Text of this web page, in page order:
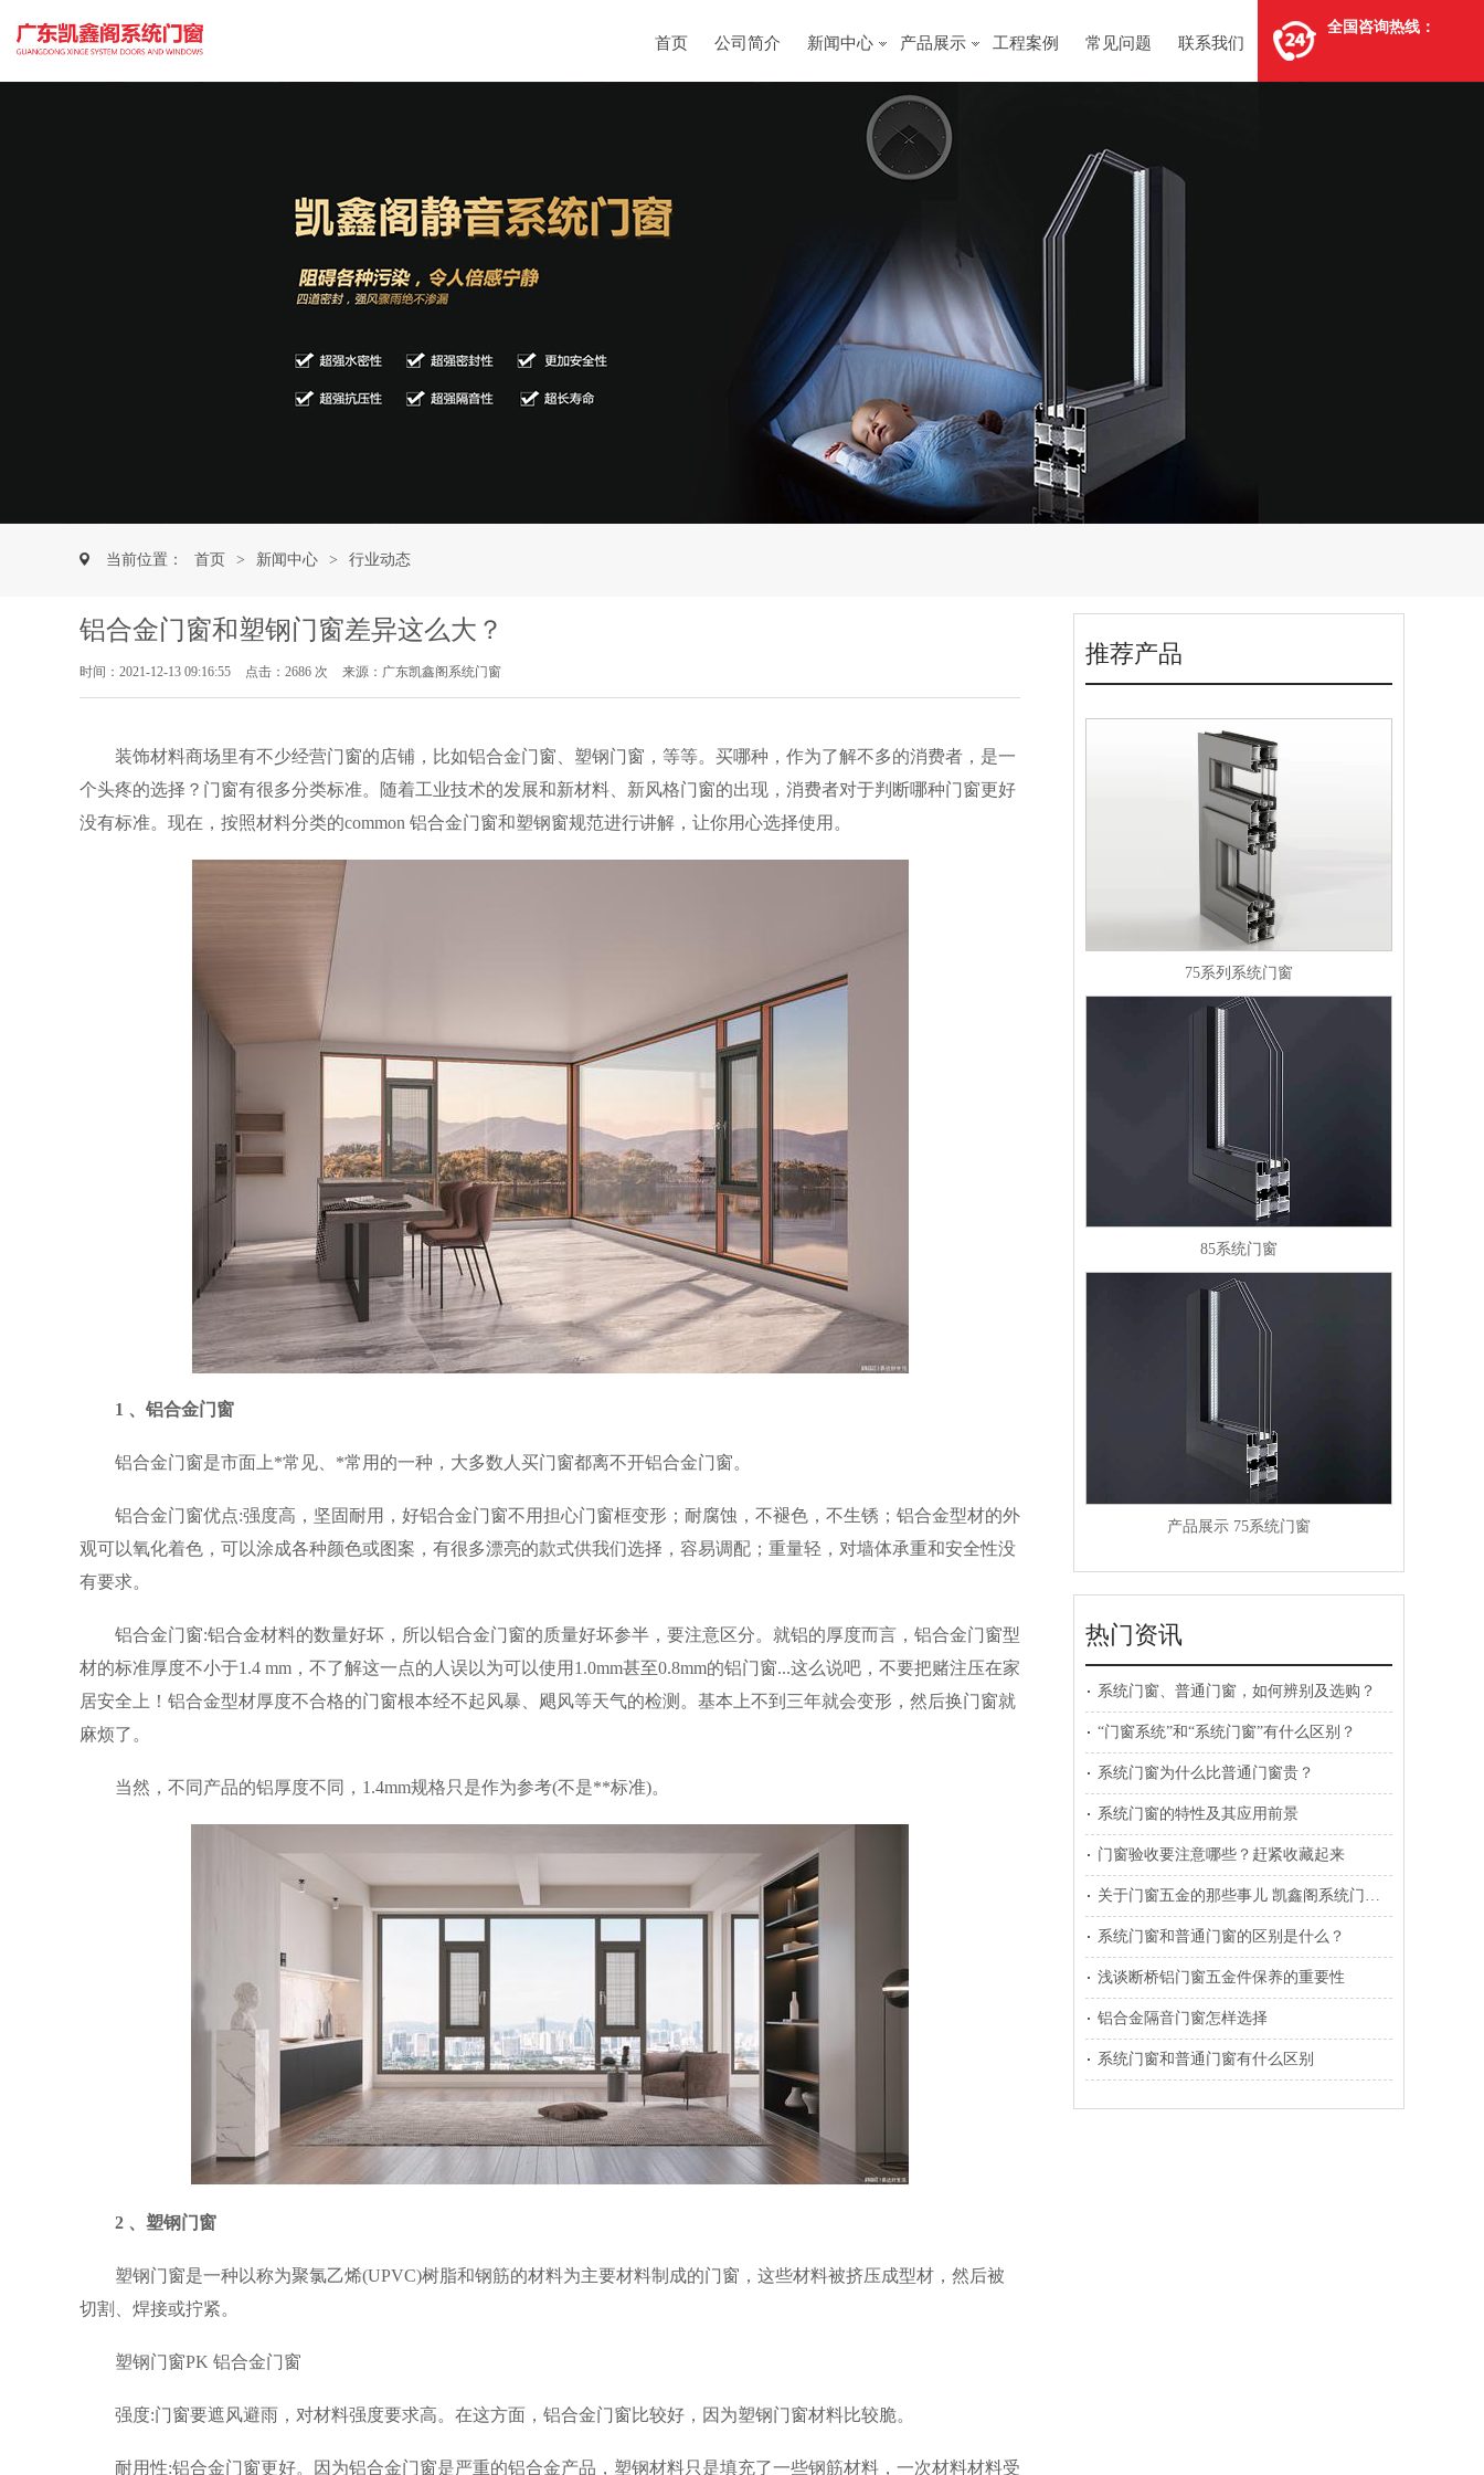
首页 公司简介 新闻中心 产品展示 工程案例 常见问题 联系我们
全国咨询热线：
当前位置： 首页 > 新闻中心 > 行业动态
铝合金门窗和塑钢门窗差异这么大？
时间：2021-12-13 09:16:55 点击：2686 次 来源：广东凯鑫阁系统门窗
装饰材料商场里有不少经营门窗的店铺，比如铝合金门窗、塑钢门窗，等等。买哪种，作为了解不多的消费者，是一
个头疼的选择？门窗有很多分类标准。随着工业技术的发展和新材料、新风格门窗的出现，消费者对于判断哪种门窗更好
没有标准。现在，按照材料分类的common 铝合金门窗和塑钢窗规范进行讲解，让你用心选择使用。
1 、铝合金门窗
铝合金门窗是市面上*常见、*常用的一种，大多数人买门窗都离不开铝合金门窗。
铝合金门窗优点:强度高，坚固耐用，好铝合金门窗不用担心门窗框变形；耐腐蚀，不褪色，不生锈；铝合金型材的外
观可以氧化着色，可以涂成各种颜色或图案，有很多漂亮的款式供我们选择，容易调配；重量轻，对墙体承重和安全性没
有要求。
铝合金门窗:铝合金材料的数量好坏，所以铝合金门窗的质量好坏参半，要注意区分。就铝的厚度而言，铝合金门窗型
材的标准厚度不小于1.4 mm，不了解这一点的人误以为可以使用1.0mm甚至0.8mm的铝门窗...这么说吧，不要把赌注压在家
居安全上！铝合金型材厚度不合格的门窗根本经不起风暴、飓风等天气的检测。基本上不到三年就会变形，然后换门窗就
麻烦了。
当然，不同产品的铝厚度不同，1.4mm规格只是作为参考(不是**标准)。
2 、塑钢门窗
塑钢门窗是一种以称为聚氯乙烯(UPVC)树脂和钢筋的材料为主要材料制成的门窗，这些材料被挤压成型材，然后被
切割、焊接或拧紧。
塑钢门窗PK 铝合金门窗
强度:门窗要遮风避雨，对材料强度要求高。在这方面，铝合金门窗比较好，因为塑钢门窗材料比较脆。
耐用性:铝合金门窗更好。因为铝合金门窗是严重的铝合金产品，塑钢材料只是填充了一些钢筋材料，一次材料材料受
推荐产品
75系列系统门窗
85系统门窗
产品展示 75系统门窗
热门资讯
系统门窗、普通门窗，如何辨别及选购？
“门窗系统”和“系统门窗”有什么区别？
系统门窗为什么比普通门窗贵？
系统门窗的特性及其应用前景
门窗验收要注意哪些？赶紧收藏起来
系统门窗和普通门窗的区别是什么？
浅谈断桥铝门窗五金件保养的重要性
铝合金隔音门窗怎样选择
系统门窗和普通门窗有什么区别